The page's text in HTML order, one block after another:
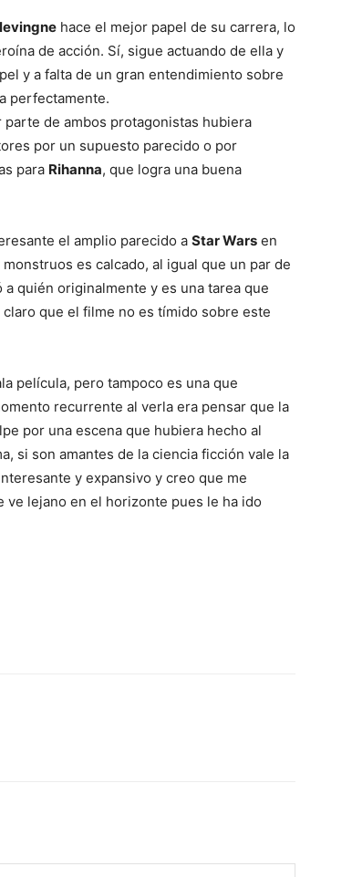
hace el mejor papel de su carrera, lo
de acción. Sí, sigue actuando de ella y
y a falta de un gran entendimiento sobre
perfectamente.
de ambos protagonistas hubiera
por un supuesto parecido o por
para Rihanna, que logra una buena
el amplio parecido a Star Wars en
es calcado, al igual que un par de
quién originalmente y es una tarea que
que el filme no es tímido sobre este
película, pero tampoco es una que
recurrente al verla era pensar que la
por una escena que hubiera hecho al
si son amantes de la ciencia ficción vale la
y expansivo y creo que me
ve lejano en el horizonte pues le ha ido